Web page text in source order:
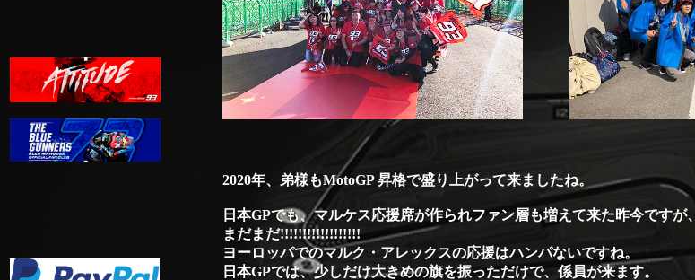
2020年、弟様もMotoGP 昇格で盛り上がって来ましたね。
日本GPでも、マルケス応援席が作られファン層も増えて来た昨今ですが、
まだまだ!!!!!!!!!!!!!!!!!!
ヨーロッパでのマルク・アレックスの応援はハンパないですね。
日本GPでは、少しだけ大きめの旗を振っただけで、係員が来ます。